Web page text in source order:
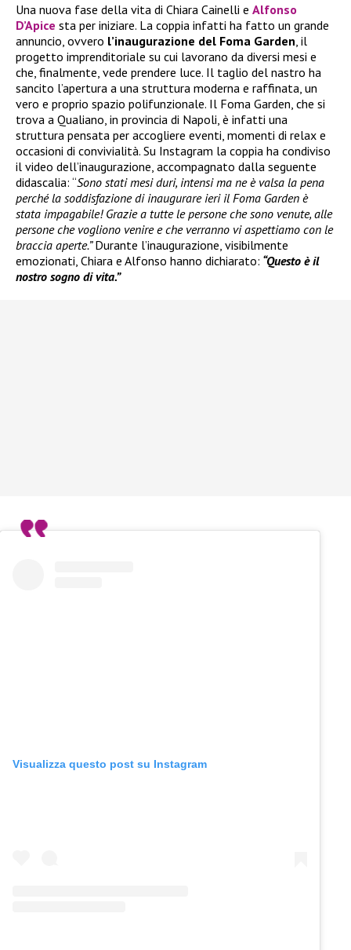
Una nuova fase della vita di Chiara Cainelli e Alfonso
D’Apice sta per iniziare. La coppia infatti ha fatto un grande
annuncio, ovvero l’inaugurazione del Foma Garden , il
progetto imprenditoriale su cui lavorano da diversi mesi e
che, finalmente, vede prendere luce. Il taglio del nastro ha
sancito l’apertura a una struttura moderna e raffinata, un
vero e proprio spazio polifunzionale. Il Foma Garden, che si
trova a Qualiano, in provincia di Napoli, è infatti una
struttura pensata per accogliere eventi, momenti di relax e
occasioni di convivialità. Su Instagram la coppia ha condiviso
il video dell’inaugurazione, accompagnato dalla seguente
didascalia: “Sono stati mesi duri, intensi ma ne è valsa la pena
perché la soddisfazione di inaugurare ieri il Foma Garden è
stata impagabile! Grazie a tutte le persone che sono venute, alle
persone che vogliono venire e che verranno vi aspettiamo con le
braccia aperte.”Durante l’inaugurazione, visibilmente
emozionati, Chiara e Alfonso hanno dichiarato: “Questo è il
nostro sogno di vita.”
Visualizza questo post su Instagram